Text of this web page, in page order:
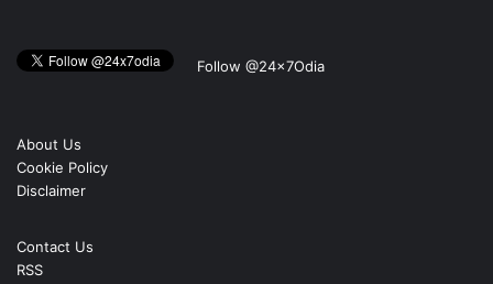
Follow @24x7Odia
About Us
Cookie Policy
Disclaimer
Contact Us
RSS